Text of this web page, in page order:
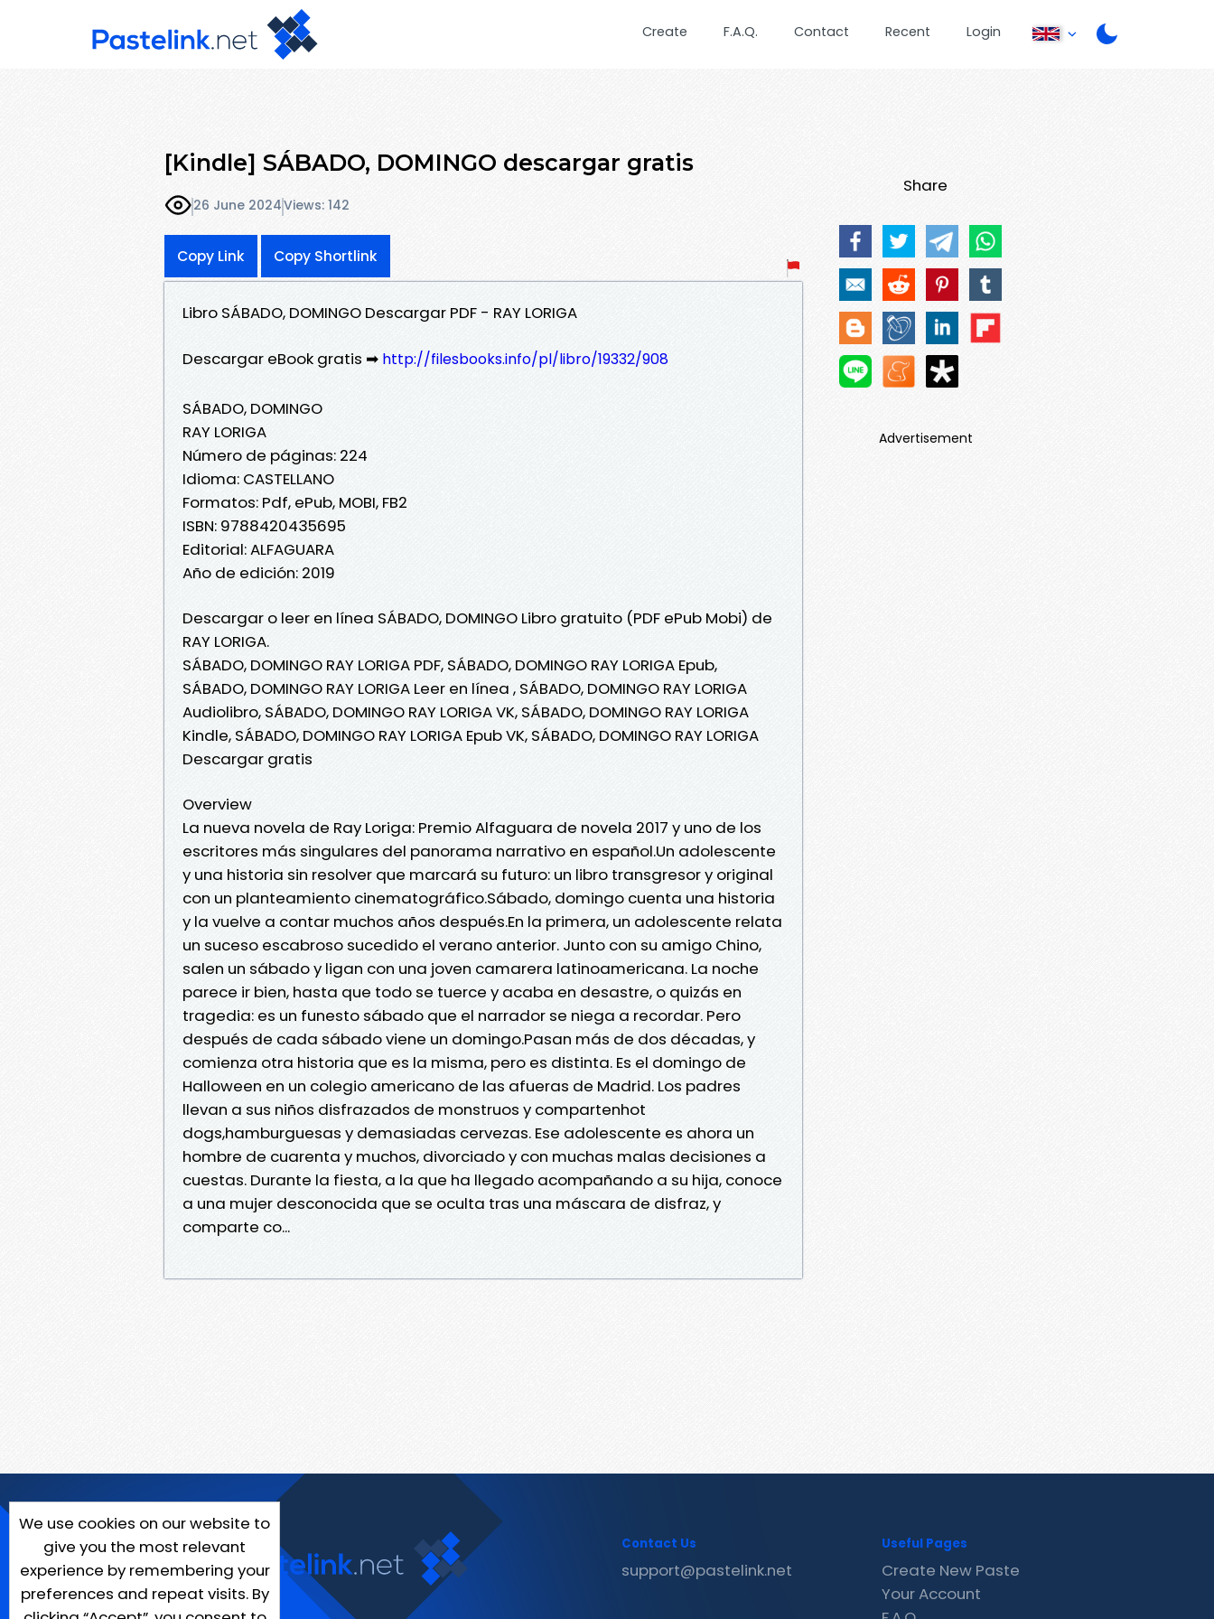
Create F.A.Q. Contact Recent Login
[Kindle] SÁBADO, DOMINGO descargar gratis
26 June 2024Views: 142
Copy Link Copy Shortlink
Libro SÁBADO, DOMINGO Descargar PDF - RAY LORIGA
Descargar eBook gratis ➡ http://filesbooks.info/pl/libro/19332/908
SÁBADO, DOMINGO
RAY LORIGA
Número de páginas: 224
Idioma: CASTELLANO
Formatos: Pdf, ePub, MOBI, FB2
ISBN: 9788420435695
Editorial: ALFAGUARA
Año de edición: 2019
Descargar o leer en línea SÁBADO, DOMINGO Libro gratuito (PDF ePub Mobi) de
RAY LORIGA.
SÁBADO, DOMINGO RAY LORIGA PDF, SÁBADO, DOMINGO RAY LORIGA Epub,
SÁBADO, DOMINGO RAY LORIGA Leer en línea , SÁBADO, DOMINGO RAY LORIGA
Audiolibro, SÁBADO, DOMINGO RAY LORIGA VK, SÁBADO, DOMINGO RAY LORIGA
Kindle, SÁBADO, DOMINGO RAY LORIGA Epub VK, SÁBADO, DOMINGO RAY LORIGA
Descargar gratis
Overview
La nueva novela de Ray Loriga: Premio Alfaguara de novela 2017 y uno de los
escritores más singulares del panorama narrativo en español.Un adolescente
y una historia sin resolver que marcará su futuro: un libro transgresor y original
con un planteamiento cinematográfico.Sábado, domingo cuenta una historia
y la vuelve a contar muchos años después.En la primera, un adolescente relata
un suceso escabroso sucedido el verano anterior. Junto con su amigo Chino,
salen un sábado y ligan con una joven camarera latinoamericana. La noche
parece ir bien, hasta que todo se tuerce y acaba en desastre, o quizás en
tragedia: es un funesto sábado que el narrador se niega a recordar. Pero
después de cada sábado viene un domingo.Pasan más de dos décadas, y
comienza otra historia que es la misma, pero es distinta. Es el domingo de
Halloween en un colegio americano de las afueras de Madrid. Los padres
llevan a sus niños disfrazados de monstruos y compartenhot
dogs,hamburguesas y demasiadas cervezas. Ese adolescente es ahora un
hombre de cuarenta y muchos, divorciado y con muchas malas decisiones a
cuestas. Durante la fiesta, a la que ha llegado acompañando a su hija, conoce
a una mujer desconocida que se oculta tras una máscara de disfraz, y
comparte co...
Share
Advertisement
We use cookies on our website to
give you the most relevant
experience by remembering your
preferences and repeat visits. By
Contact Us
support@pastelink.net
Useful Pages
Create New Paste
Your Account